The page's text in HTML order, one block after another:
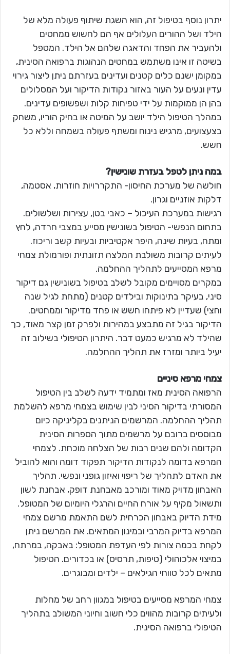
יתרון נוסף בטיפול זה, הוא השגת שיתוף פעולה מלא של
הילד ושל ההורים העלולים אף הם לחשוש ממחטים
ולהעביר את הפחד והדאגה שלהם אל הילד. המטפל
בשיטה זו אינו משתמש במחטים הנהוגות ברפואה הסינית,
במקומן ישנם כלים קטנים ועדינים בעזרתם ניתן ליצור גירוי
עדין ונעים על העור באזור נקודות הדיקור ועל המסלולים
בהן הן ממוקמות על ידי טפיחות קלות ושפשופים עדינים.
במהלך הטיפול הילד יושב על המיטה או בחיק הוריו, משחק
בצעצועים, מרגיש נינוח ומשתף פעולה בשמחה וללא כל
חשש.
במה ניתן לטפל בעזרת שונישין?
חולשה של מערכת החיסון- התקררויות חוזרות, אסטמה,
דלקות אוזניים וגרון.
רגישות במערכת העיכול – כאבי בטן, עצירות ושלשולים.
בתחום הנפשי- הטיפול בשונישין מסייע במצבי חרדה, לחץ
ומתח, בעיות שינה, היפר אקטיביות ובעיות קשב וריכוז.
לעיתים קרובות משולבת המלצה תזונתית ופורמולת צמחי
מרפא המסייעים לתהליך ההחלמה.
במקרים מסויימים מקובל לשלב בטיפול בשונישין גם דיקור
סיני, בעיקר בתינוקות ובילדים קטנים (מתחת לגיל שנה
וחצי) שעדיין לא פיתחו חשש או פחד מדיקור וממחטים.
הדיקור בגיל זה מתבצע במהירות ולפרק זמן קצר מאוד, כך
שהילד לא מרגיש כמעט דבר. היתרון הטיפולי בשילוב זה
יעיל ביותר ומזרז את תהליך ההחלמה.
צמחי מרפא סיניים
הרפואה הסינית מאז ומתמיד ידעה לשלב בין הטיפול
המסורתי בדיקור הסיני לבין שימוש בצמחי מרפא להשלמת
תהליך ההחלמה. המרשמים הניתנים בקליניקה כיום
מבוססים ברובם על מרשמים מתוך הספרות הסינית
הקדומה ולהם שנים רבות של הצלחה מוכחת. לצמחי
המרפא בדומה לנקודות הדיקור תפקוד דומה והוא להוביל
את האדם לתהליך של ריפוי ואיזון גופני ונפשי. תהליך
האבחון מדויק מאוד ומורכב מאבחנת דופק, אבחנת לשון
ותשאול מקיף על אורח החיים והרגלי היומיום של המטופל.
מידת הדיוק באבחון הכרחית לשם התאמת מרשם צמחי
המרפא בדיוק המרבי ובמינון המתאים. את המרשם ניתן
לקחת בכמה צורות לפי העדפת המטופל: באבקה, במרתח,
במיצוי אלכוהולי (טיפות, תרסיס) או בכדורים. הטיפול
מתאים לכל טווחי הגילאים – ילדים ומבוגרים.
צמחי המרפא מסייעים בטיפול במגוון רחב של מחלות
ולעיתים קרובות מהווים כלי חשוב וחיוני המשולב בתהליך
הטיפולי ברפואה הסינית.